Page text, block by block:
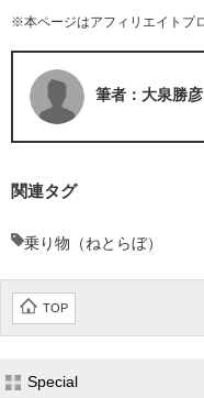
※本ページはアフィリエイトプ
筆者：大泉勝彦
関連タグ
乗り物（ねとらぼ）
TOP
Special